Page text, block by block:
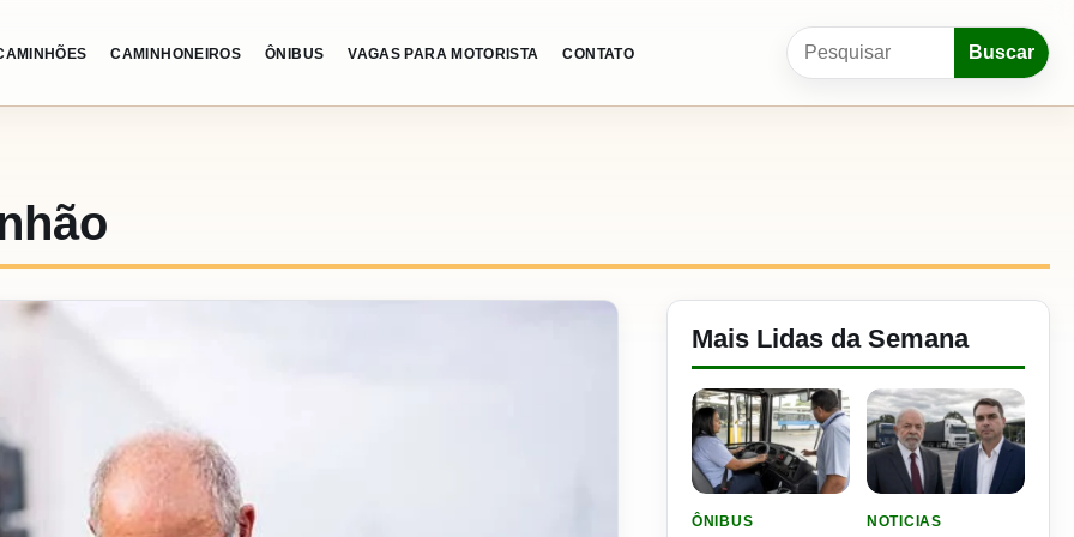
CAMINHONEIROS ÔNIBUS VAGAS PARA MOTORISTA CONTATO
Pesquisar por:
Buscar
Mais Lidas da Semana
ÔNIBUS
NOTICIAS